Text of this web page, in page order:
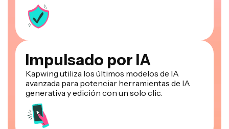
Impulsado por IA
Kapwing utiliza los últimos modelos de IA
avanzada para potenciar herramientas de IA
generativa y edición con un solo clic.